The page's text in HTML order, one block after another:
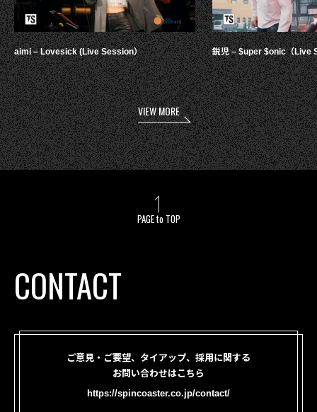
aimi – Lovesick (Live Session） 鋭児 – $uper $onic（Live
VIEW MORE
PAGE to TOP
CONTACT
ご意見・ご要望、タイアップ、採用に関する
お問い合わせはこちら
https://spincoaster.co.jp/contact/